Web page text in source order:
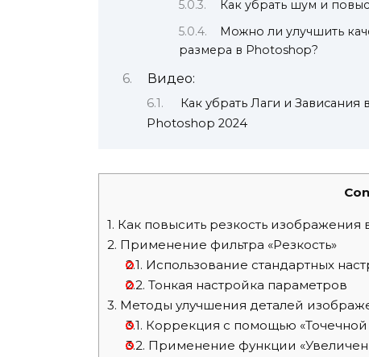
Как убрать шум и
Можно ли улучшить
размера в Photoshop?
Видео:
Как убрать Лаги и
Photoshop 2024
1. Как повысить резкость изображения
2. Применение фильтра «Резкость»
2.1. Использование стандартных
2.2. Тонкая настройка параметров
3. Методы улучшения деталей
3.1. Коррекция с помощью «Точечной
3.2. Применение функции